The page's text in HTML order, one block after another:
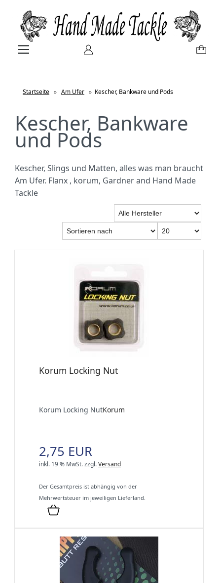
Startseite » Am Ufer » Kescher, Bankware und Pods
Kescher, Bankware
und Pods
Kescher, Slings und Matten, alles was man braucht
Am Ufer. Flanx , korum, Gardner and Hand Made
Tackle
Korum Locking Nut
Korum Locking NutKorum
2,75 EUR
inkl. 19 % MwSt.zzgl.Versand
Der Gesamtpreis ist abhängig von der
Mehrwertsteuer im jeweiligen Lieferland.